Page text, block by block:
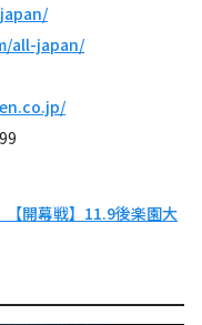
all-japan/
開幕戦】11.9後楽園大